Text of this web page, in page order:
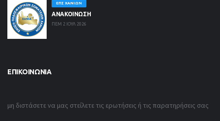
ΕΠΣ ΧΑΝΊΩΝ
ΑΝΑΚΟΙΝΩΣΗ
ΠΕΜ 2 ΙΟΥΛ 2026
ΕΠΙΚΟΙΝΩΝΊΑ
μη διστάσετε να μας στείλετε τις ερωτήσεις ή τις παρατηρήσεις σας